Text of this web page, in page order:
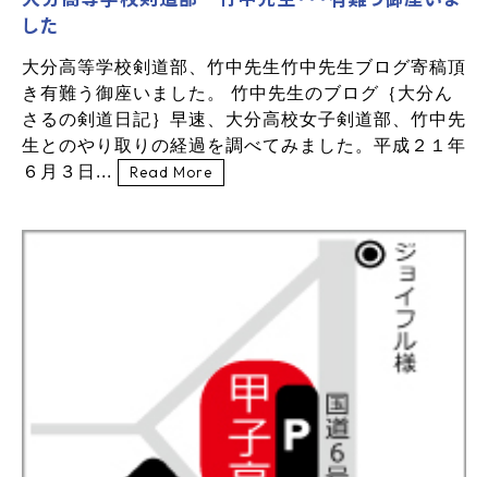
した
大分高等学校剣道部、竹中先生竹中先生ブログ寄稿頂
き有難う御座いました。 竹中先生のブログ｛大分ん
さるの剣道日記｝早速、大分高校女子剣道部、竹中先
生とのやり取りの経過を調べてみました。平成２１年
６月３日...
Read More